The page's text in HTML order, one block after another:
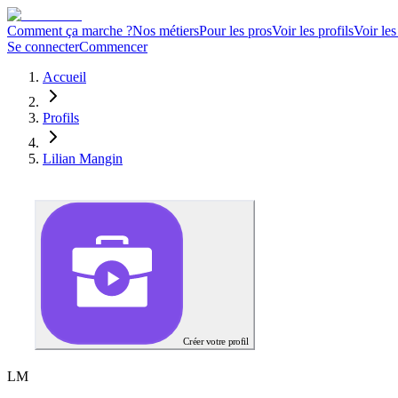
Comment ça marche ?Nos métiersPour les prosVoir les profilsVoir
Se connecterCommencer
Accueil
Profils
Lilian Mangin
Créer votre profil
LM